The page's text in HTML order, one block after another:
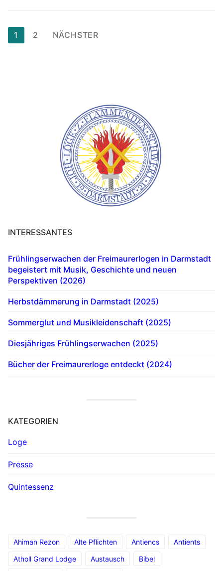
Beitragsnavigation
1 2 NÄCHSTER
INTERESSANTES
Frühlingserwachen der Freimaurerlogen in Darmstadt
begeistert mit Musik, Geschichte und neuen
Perspektiven (2026)
Herbstdämmerung in Darmstadt (2025)
Sommerglut und Musikleidenschaft (2025)
Diesjähriges Frühlingserwachen (2025)
Bücher der Freimaurerloge entdeckt (2024)
KATEGORIEN
Loge
Presse
Quintessenz
Ahiman Rezon Alte Pflichten Antiencs
Antients
Atholl Grand Lodge
Austausch
Bibel